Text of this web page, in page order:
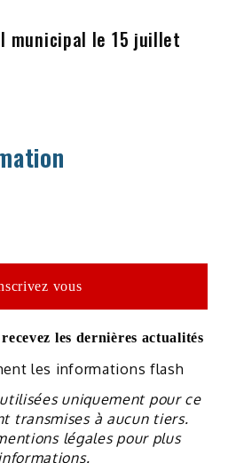
municipal le 15 juillet
les dernières actualités
les informations flash
uniquement pour ce
transmises à aucun tiers.
légales pour plus